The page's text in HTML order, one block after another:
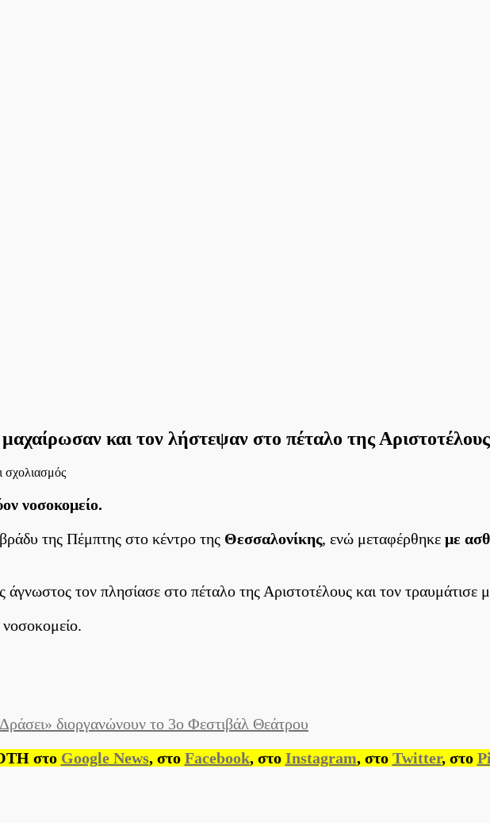
και τον λήστεψαν στο πέταλο της Αριστοτέλους
σχολιασμόςστο
33χρονος
κατήγγειλε
τον
λήστεψαν
πέταλο
νοσοκομείο.
της Πέμπτης στο κέντρο της Θεσσαλονίκης, ενώ μεταφέρθηκε με
τον πλησίασε στο πέταλο της Αριστοτέλους και τον τραυμάτισε
διοργανώνουν το 3o Φεστιβάλ Θεάτρου
στο Google News, στο Facebook, στο Instagram, στο Twitter, στο